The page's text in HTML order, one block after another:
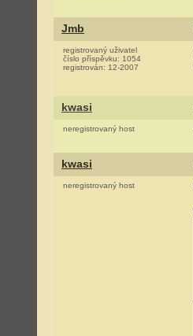
Jmb
registrovaný uživatel
číslo příspěvku: 1054
registrován: 12-2007
kwasi
neregistrovaný host
kwasi
neregistrovaný host